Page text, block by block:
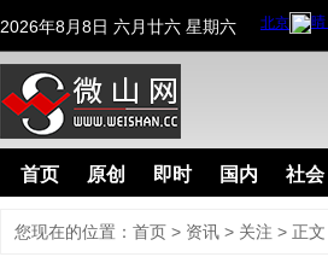
2026年8月8日 六月廿六 星期六
首页 原创 即时 国内 社会
您现在的位置： 首页 > 资讯 > 关注 > 正文